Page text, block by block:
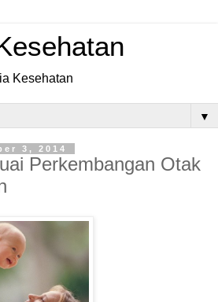
Kesehatan
▼
3, 2014
Perkembangan Otak